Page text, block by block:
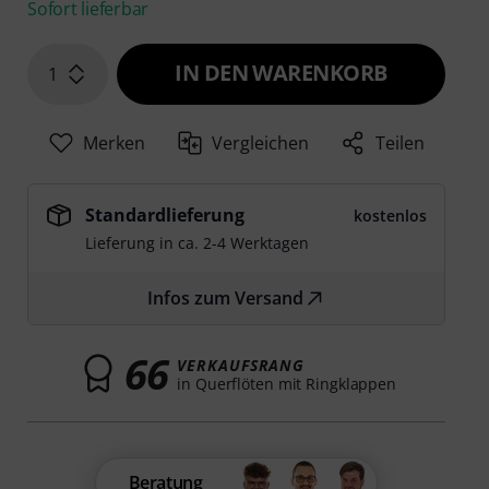
Sofort lieferbar
1 IN DEN WARENKORB
Merken Vergleichen Teilen
Standardlieferung
kostenlos
Lieferung in ca. 2-4 Werktagen
Infos zum Versand
66 VERKAUFSRANG
in Querflöten mit Ringklappen
Beratung